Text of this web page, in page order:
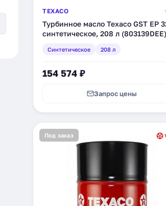
TEXACO
Турбинное масло Texaco GST EP
синтетическое, 208 л (803139DEE)
Синтетическое 208 л
154 574 ₽
Запрос цены
Под заказ